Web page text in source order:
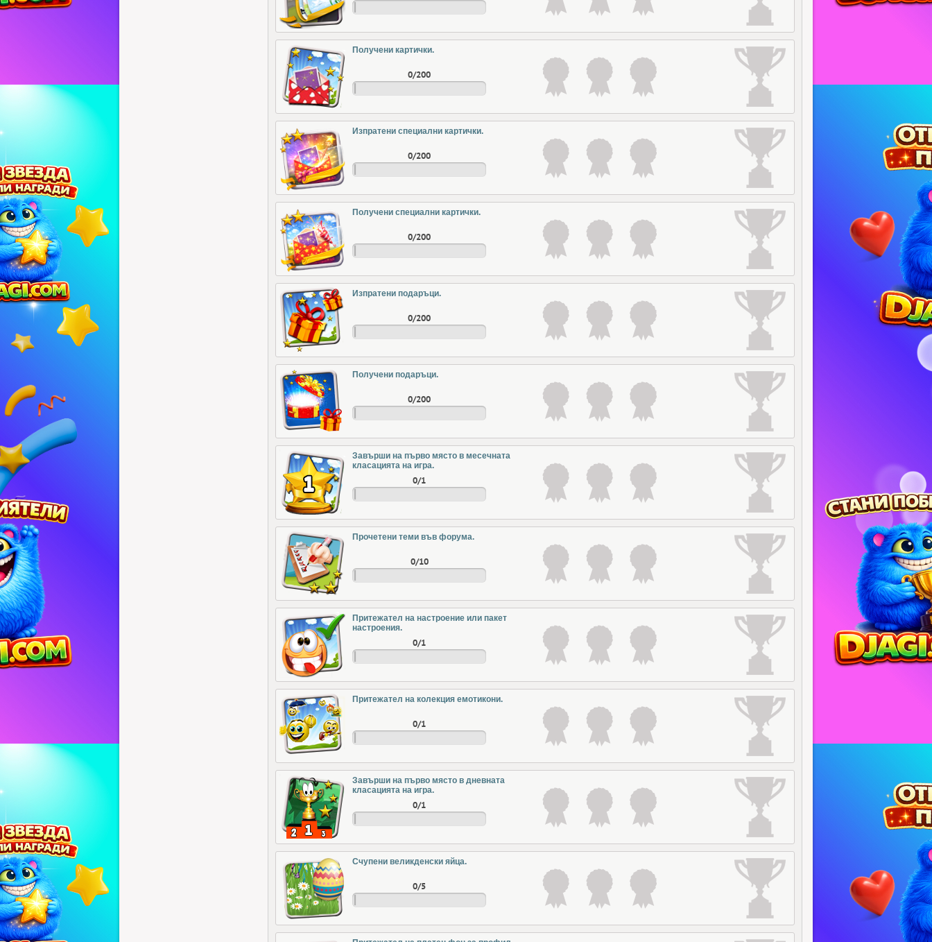
Получени картички.
0/200
Изпратени специални картички.
0/200
Получени специални картички.
0/200
Изпратени подаръци.
0/200
Получени подаръци.
0/200
Завърши на първо място в месечната
класацията на игра.
0/1
Прочетени теми във форума.
0/10
Притежател на настроение или пакет
настроения.
0/1
Притежател на колекция емотикони.
0/1
Завърши на първо място в дневната
класацията на игра.
0/1
Счупени великденски яйца.
0/5